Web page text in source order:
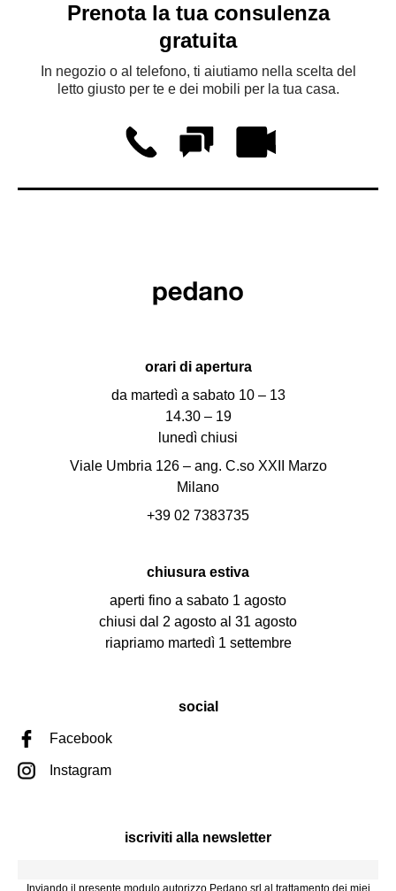
Prenota la tua consulenza
gratuita
In negozio o al telefono, ti aiutiamo nella scelta del
letto giusto per te e dei mobili per la tua casa.
orari di apertura
da martedì a sabato 10 – 13
14.30 – 19
lunedì chiusi
Viale Umbria 126 – ang. C.so XXII Marzo
Milano
+39 02 7383735
chiusura estiva
aperti fino a sabato 1 agosto
chiusi dal 2 agosto al 31 agosto
riapriamo martedì 1 settembre
social
Facebook
Instagram
iscriviti alla newsletter
Inviando il presente modulo autorizzo Pedano srl al trattamento dei miei